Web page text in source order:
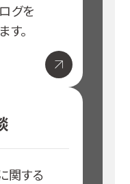
グを
す。
関する